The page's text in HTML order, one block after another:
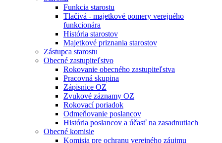
Funkcia starostu
Tlačivá - majetkové pomery verejného
funkcionára
História starostov
Majetkové priznania starostov
Zástupca starostu
Obecné zastupiteľstvo
Rokovanie obecného zastupiteľstva
Pracovná skupina
Zápisnice OZ
Zvukové záznamy OZ
Rokovací poriadok
Odmeňovanie poslancov
História poslancov a účasť na zasadnutiach
Obecné komisie
Komisia pre ochranu verejného záujmu